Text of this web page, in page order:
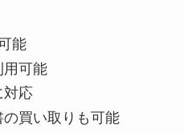
能
用可能
対応
買い取りも可能